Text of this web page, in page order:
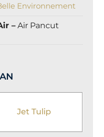
Environnement
– Air Pancut
Jet Tulip